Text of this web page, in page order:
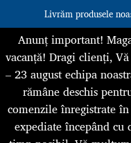
Livrăm produsele
Anunț important!
vacanță! Dragi clienți,
– 23 august echipa
rămâne deschis
comenzile înregistrate
expediate începând cu